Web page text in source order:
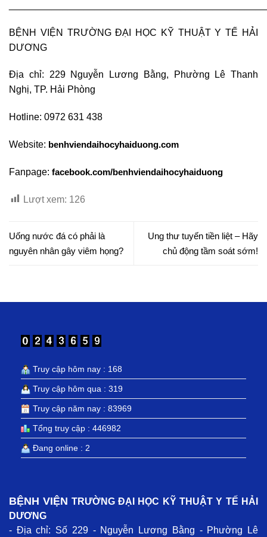
BỆNH VIỆN TRƯỜNG ĐẠI HỌC KỸ THUẬT Y TẾ HẢI
DƯƠNG
Địa chỉ: 229 Nguyễn Lương Bằng, Phường Lê Thanh
Nghị, TP. Hải Phòng
Hotline: 0972 631 438
Website: benhviendaihocyhaiduong.com
Fanpage: facebook.com/benhviendaihocyhaiduong
Lượt xem: 126
Uống nước đá có phải là
nguyên nhân gây viêm họng?
Ung thư tuyến tiền liệt – Hãy
chủ động tầm soát sớm!
Truy cập hôm nay : 168
Truy cập hôm qua : 319
Truy cập năm nay : 83969
Tổng truy cập : 446982
Đang online : 2
BỆNH VIỆN TRƯỜNG ĐẠI HỌC KỸ THUẬT Y TẾ HẢI
DƯƠNG
- Địa chỉ: Số 229 - Nguyễn Lương Bằng - Phường Lê